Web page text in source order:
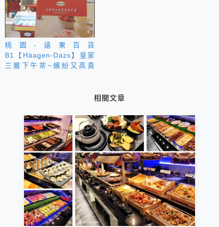
桃園-遠東百貨
B1【Häagen-Dazs】皇家
三層下午茶~繽紛又高貴
相關文章